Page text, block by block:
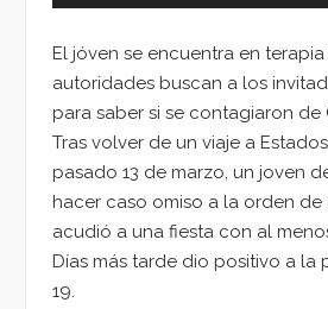
El jóven se encuentra en terapia
autoridades buscan a los
para saber si se contagiaron de
Tras volver de un viaje a
pasado 13 de marzo, un joven
hacer caso omiso a la orden de
acudió a una fiesta con al
Días más tarde dio positivo a la
19.